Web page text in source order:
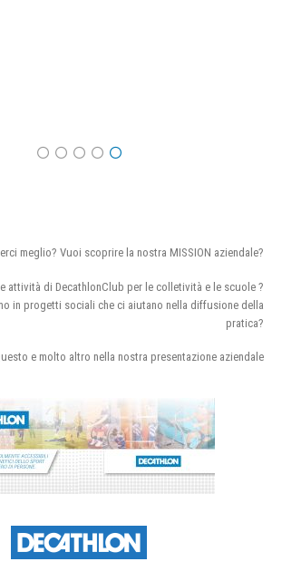
meglio? Vuoi scoprire la nostra MISSION aziendale?
attività di DecathlonClub per le colletività e le scuole ?
in progetti sociali che ci aiutano nella diffusione della
pratica?
e molto altro nella nostra presentazione aziendale